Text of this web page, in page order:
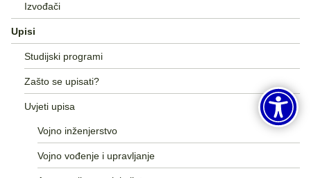
Izvođači
Upisi
Studijski programi
Zašto se upisati?
Uvjeti upisa
Vojno inženjerstvo
Vojno vođenje i upravljanje